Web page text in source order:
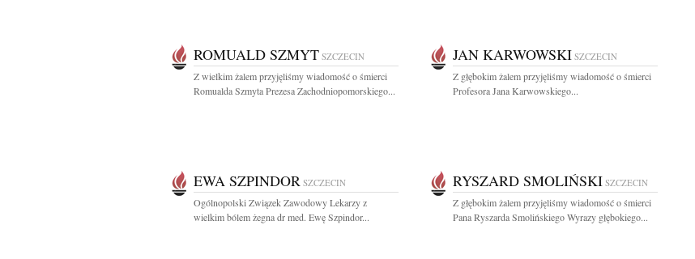
ROMUALD SZMYT SZCZECIN
Z wielkim żalem przyjęliśmy wiadomość o śmierci
Romualda Szmyta Prezesa Zachodniopomorskiego...
JAN KARWOWSKI SZCZECIN
Z głębokim żalem przyjęliśmy wiadomość o śmierci
Profesora Jana Karwowskiego...
EWA SZPINDOR SZCZECIN
Ogólnopolski Związek Zawodowy Lekarzy z
wielkim bólem żegna dr med. Ewę Szpindor...
RYSZARD SMOLIŃSKI SZCZECIN
Z głębokim żalem przyjęliśmy wiadomość o śmierci
Pana Ryszarda Smolińskiego Wyrazy głębokiego...